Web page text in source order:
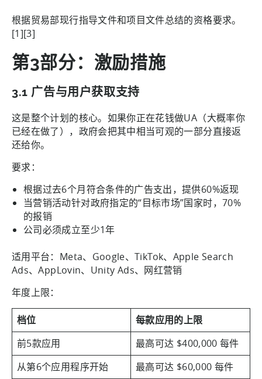
根据贸易部现行指导文件和项目文件总结的资格要求。
[1][3]
第3部分：激励措施
3.1 广告与用户获取支持
这是整个计划的核心。如果你正在花钱做UA（大概率你
已经在做了），政府会把其中相当可观的一部分直接返
还给你。
要求：
根据过去6个月符合条件的广告支出，提供60%返现
当营销活动针对政府指定的“目标市场”国家时，70%
的报销
公司必须成立至少1年
适用平台：Meta、Google、TikTok、Apple Search
Ads、AppLovin、Unity Ads、网红营销
年度上限：
档位
每款应用的上限
前5款应用
最高可达 $400,000 每件
从第6个应用程序开始
最高可达 $60,000 每件